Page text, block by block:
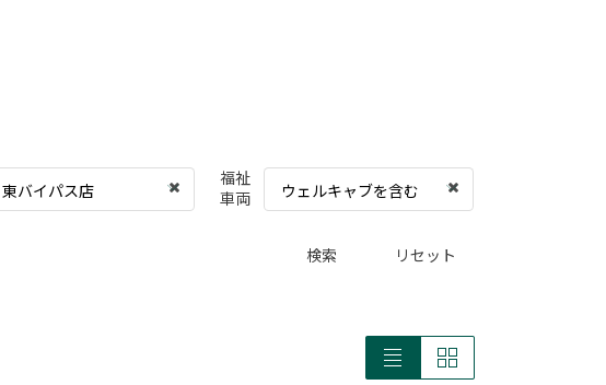
東バイパス店
福祉
車両
ウェルキャブを含む
検索 リセット